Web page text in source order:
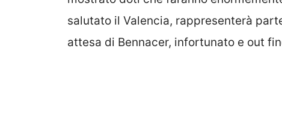
salutato il Valencia, rappresenterà
attesa di Bennacer, infortunato e out